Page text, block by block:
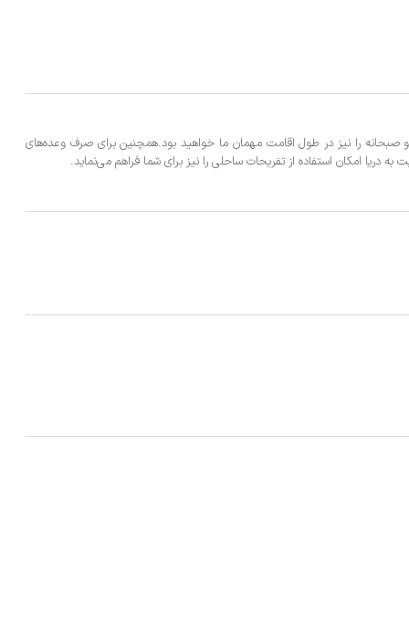
شما از امکاناتی مثل مبلمان راحتی، نمایشگر خانگی، تهویه مطبوع، یخچال و چای‌‌ساز در این اقامت بهره‌‌مندید. پارکینگ اختصاصی برای رفاه عزیزان در نظر گرفته شده است و صبحانه را نیز در طول اقامت مهمان ما خواهید بود.همچنین برای صرف وعده‌‌های
دریا امکان استفاده از تفریحات ساحلی را نیز برای شما فراهم می‌‌نماید.